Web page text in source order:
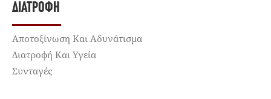
ΔΙΑΤΡΟΦΉ
Αποτοξίνωση Και Αδυνάτισμα
Διατροφή Και Υγεία
Συνταγές